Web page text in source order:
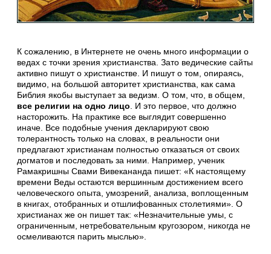
К сожалению, в Интернете не очень много информации о
ведах с точки зрения христианства. Зато ведические сайты
активно пишут о христианстве. И пишут о том, опираясь,
видимо, на большой авторитет христианства, как сама
Библия якобы выступает за ведизм. О том, что, в общем,
все религии на одно лицо. И это первое, что должно
насторожить. На практике все выглядит совершенно
иначе. Все подобные учения декларируют свою
толерантность только на словах, в реальности они
предлагают христианам полностью отказаться от своих
догматов и последовать за ними. Например, ученик
Рамакришны Свами Вивекананда пишет: «К настоящему
времени Веды остаются вершинным достижением всего
человеческого опыта, умозрений, анализа, воплощенным
в книгах, отобранных и отшлифованных столетиями». О
христианах же он пишет так: «Незначительные умы, с
ограниченным, нетребовательным кругозором, никогда не
осмеливаются парить мыслью».